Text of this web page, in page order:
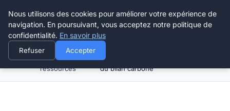
Happy Calyx Farmer
Gestion des
ressources
Les nouvelles réglementations autour
du bilan carbone
Nous utilisons des cookies pour améliorer votre expérience de
navigation. En poursuivant, vous acceptez notre politique de
confidentialité. En savoir plus
Refuser Accepter